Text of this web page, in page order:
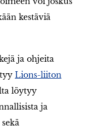
kestäviä
ja ohjeita
Lions-liiton
löytyy
ja